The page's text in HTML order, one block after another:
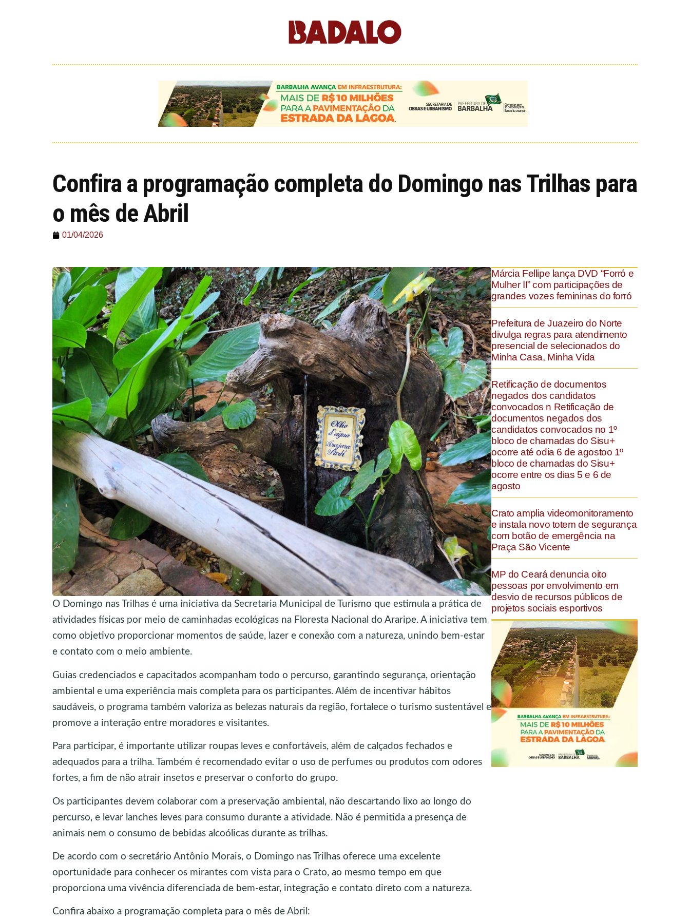
Confira a programação completa do Domingo nas Trilhas para
o mês de Abril
01/04/2026
O Domingo nas Trilhas é uma iniciativa da Secretaria Municipal de Turismo que estimula a prática de
atividades físicas por meio de caminhadas ecológicas na Floresta Nacional do Araripe. A iniciativa tem
como objetivo proporcionar momentos de saúde, lazer e conexão com a natureza, unindo bem-estar
e contato com o meio ambiente.
Guias credenciados e capacitados acompanham todo o percurso, garantindo segurança, orientação
ambiental e uma experiência mais completa para os participantes. Além de incentivar hábitos
saudáveis, o programa também valoriza as belezas naturais da região, fortalece o turismo sustentável e
promove a interação entre moradores e visitantes.
Para participar, é importante utilizar roupas leves e confortáveis, além de calçados fechados e
adequados para a trilha. Também é recomendado evitar o uso de perfumes ou produtos com odores
fortes, a fim de não atrair insetos e preservar o conforto do grupo.
Os participantes devem colaborar com a preservação ambiental, não descartando lixo ao longo do
percurso, e levar lanches leves para consumo durante a atividade. Não é permitida a presença de
animais nem o consumo de bebidas alcoólicas durante as trilhas.
De acordo com o secretário Antônio Morais, o Domingo nas Trilhas oferece uma excelente
oportunidade para conhecer os mirantes com vista para o Crato, ao mesmo tempo em que
proporciona uma vivência diferenciada de bem-estar, integração e contato direto com a natureza.
Confira abaixo a programação completa para o mês de Abril:
Márcia Fellipe lança DVD “Forró e
Mulher II” com participações de
grandes vozes femininas do forró
Prefeitura de Juazeiro do Norte
divulga regras para atendimento
presencial de selecionados do
Minha Casa, Minha Vida
Retificação de documentos
negados dos candidatos
convocados n Retificação de
documentos negados dos
candidatos convocados no 1º
bloco de chamadas do Sisu+
ocorre até odia 6 de agostoo 1º
bloco de chamadas do Sisu+
ocorre entre os dias 5 e 6 de
agosto
Crato amplia videomonitoramento
e instala novo totem de segurança
com botão de emergência na
Praça São Vicente
MP do Ceará denuncia oito
pessoas por envolvimento em
desvio de recursos públicos de
projetos sociais esportivos